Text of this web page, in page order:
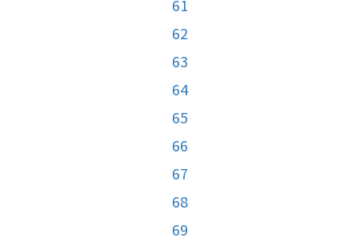
61
62
63
64
65
66
67
68
69